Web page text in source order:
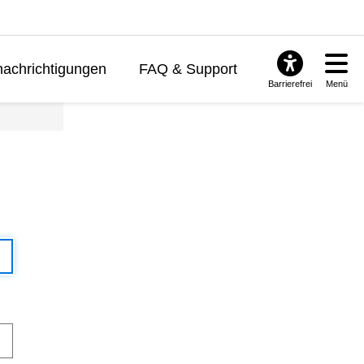
FAQ & Support
Barrierefrei Menü